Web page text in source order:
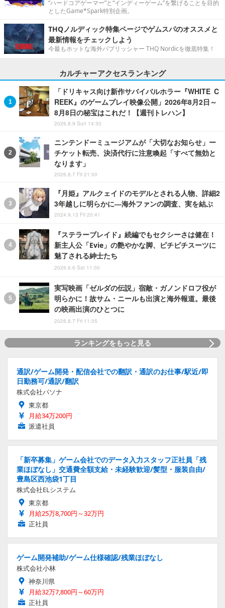
“ハードコアゲーマー”と“インディーゲーム”を繋げることを目的
としたGame*Spark特別企画。
THQノルディック特集ページでゲムスパのオススメと
最新情報をチェックしよう
今最もホットな海外パブリッシャー THQ Nordicを徹底特集！
カルチャーアクセスランキング
「ドリキャス向け新作サバイバルホラー『WHITE C
REEK』のゲームプレイ映像公開」2026年8月2日～
8月8日の秘宝はこれだ！【週刊トレハン】
2026.8.9 Sun 14:30
ニンテンドーミュージアムが「大切なお知らせ」ー
チケット転売、決済代行に注意喚起「すべて無効と
なります」
2026.8.7 Fri 21:00
『月姫』アルクェイドのモデルとされる人物、詳細2
3年越しに明らかに―海外ファンの調査、実を結ぶ
2024.9.13 Fri 20:41
『ステラーブレイド』続編でもセクシーさは健在！
新主人公「Evie」の艶やかな脚、ピチピチスーツに
魅了される紳士たち
2026.6.6 Sat 11:00
実写映画「ゼルダの伝説」宿敵・ガノンドロフ役が
明らかに！故サム・ニールも出演と海外報道。最後
の映画出演のひとつに
2026.8.7 Fri 11:05
ランキングをもっと見る
通訳/ゲーム開発・配信会社での翻訳・通訳のお仕事/駅近/即
日勤務可/通訳/翻訳
株式会社パソナ
東京都
月給34万200円
派遣社員
「新卒募集」ゲーム会社でのデータ入力スタッフ正社員「残
業ほぼなし」交通費全額支給・未経験歓迎/髪型・服装自由/
豊島区西池袋1丁目
株式会社ELシステム
東京都
月給25万8,700円～32万円
正社員
ゲーム開発補助/ゲーム仕様確認/残業ほぼなし
株式会社小林
神奈川県
月給32万7,800円～60万円
正社員